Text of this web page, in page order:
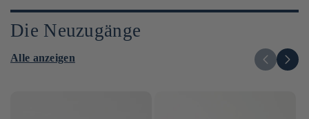
Die Neuzugänge
Alle anzeigen